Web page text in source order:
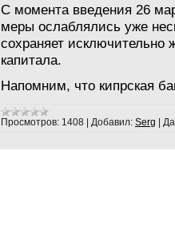
С момента введения 26
меры ослаблялись уже
сохраняет исключительно
капитала.
Напомним, что кипрская
Просмотров: 1408 Добавил: Serg